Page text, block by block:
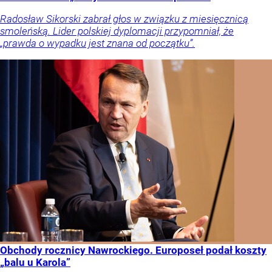
Radosław Sikorski zabrał głos w związku z miesięcznicą
smoleńską. Lider polskiej dyplomacji przypomniał, że
„prawda o wypadku jest znana od początku”.
Obchody rocznicy Nawrockiego. Europoseł podał koszty
„balu u Karola”